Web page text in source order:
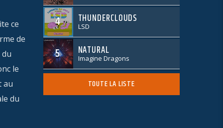
ce
de
le
au
du
4 THUNDERCLOUDS
LSD
5 NATURAL
Imagine Dragons
TOUTE LA LISTE